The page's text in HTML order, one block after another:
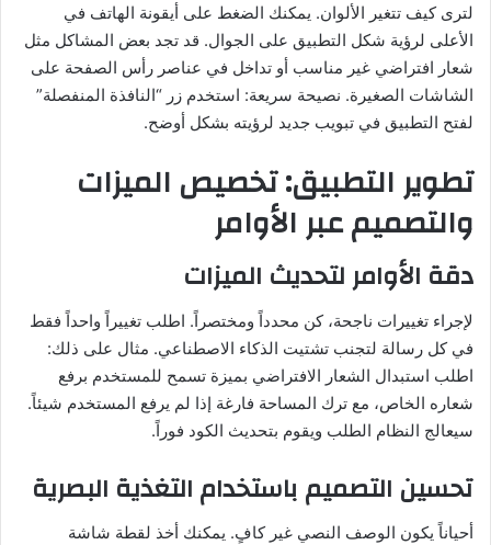
لترى كيف تتغير الألوان. يمكنك الضغط على أيقونة الهاتف في
الأعلى لرؤية شكل التطبيق على الجوال. قد تجد بعض المشاكل مثل
شعار افتراضي غير مناسب أو تداخل في عناصر رأس الصفحة على
الشاشات الصغيرة. نصيحة سريعة: استخدم زر “النافذة المنفصلة”
لفتح التطبيق في تبويب جديد لرؤيته بشكل أوضح.
تطوير التطبيق: تخصيص الميزات
والتصميم عبر الأوامر
دقة الأوامر لتحديث الميزات
لإجراء تغييرات ناجحة، كن محدداً ومختصراً. اطلب تغييراً واحداً فقط
في كل رسالة لتجنب تشتيت الذكاء الاصطناعي. مثال على ذلك:
اطلب استبدال الشعار الافتراضي بميزة تسمح للمستخدم برفع
شعاره الخاص، مع ترك المساحة فارغة إذا لم يرفع المستخدم شيئاً.
سيعالج النظام الطلب ويقوم بتحديث الكود فوراً.
تحسين التصميم باستخدام التغذية البصرية
أحياناً يكون الوصف النصي غير كافٍ. يمكنك أخذ لقطة شاشة